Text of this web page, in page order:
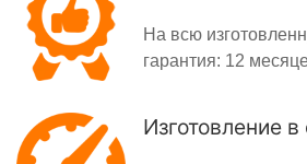
На всю
гарантия: 12
Изготовление в